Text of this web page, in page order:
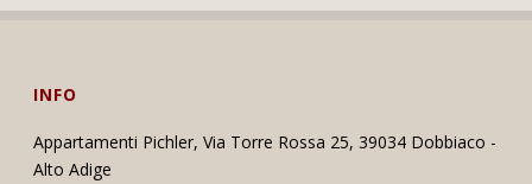
INFO
Appartamenti Pichler, Via Torre Rossa 25, 39034 Dobbiaco -
Alto Adige